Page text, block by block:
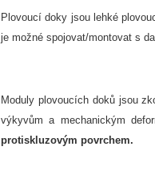
Plovoucí doky jsou lehké
je možné spojovat/montovat s
Moduly plovoucích doků jsou
výkyvům a mechanickým
protiskluzovým povrchem.